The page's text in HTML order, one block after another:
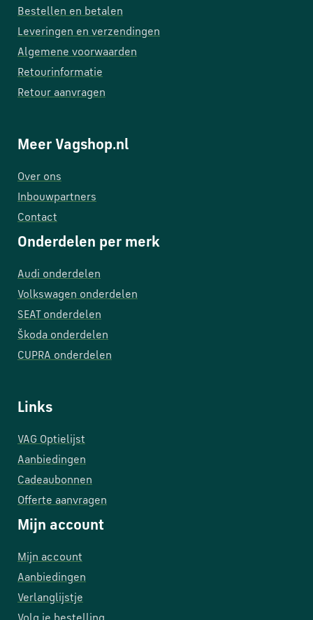
Bestellen en betalen
Leveringen en verzendingen
Algemene voorwaarden
Retourinformatie
Retour aanvragen
Meer Vagshop.nl
Over ons
Inbouwpartners
Contact
Onderdelen per merk
Audi onderdelen
Volkswagen onderdelen
SEAT onderdelen
Škoda onderdelen
CUPRA onderdelen
Links
VAG Optielijst
Aanbiedingen
Cadeaubonnen
Offerte aanvragen
Mijn account
Mijn account
Aanbiedingen
Verlanglijstje